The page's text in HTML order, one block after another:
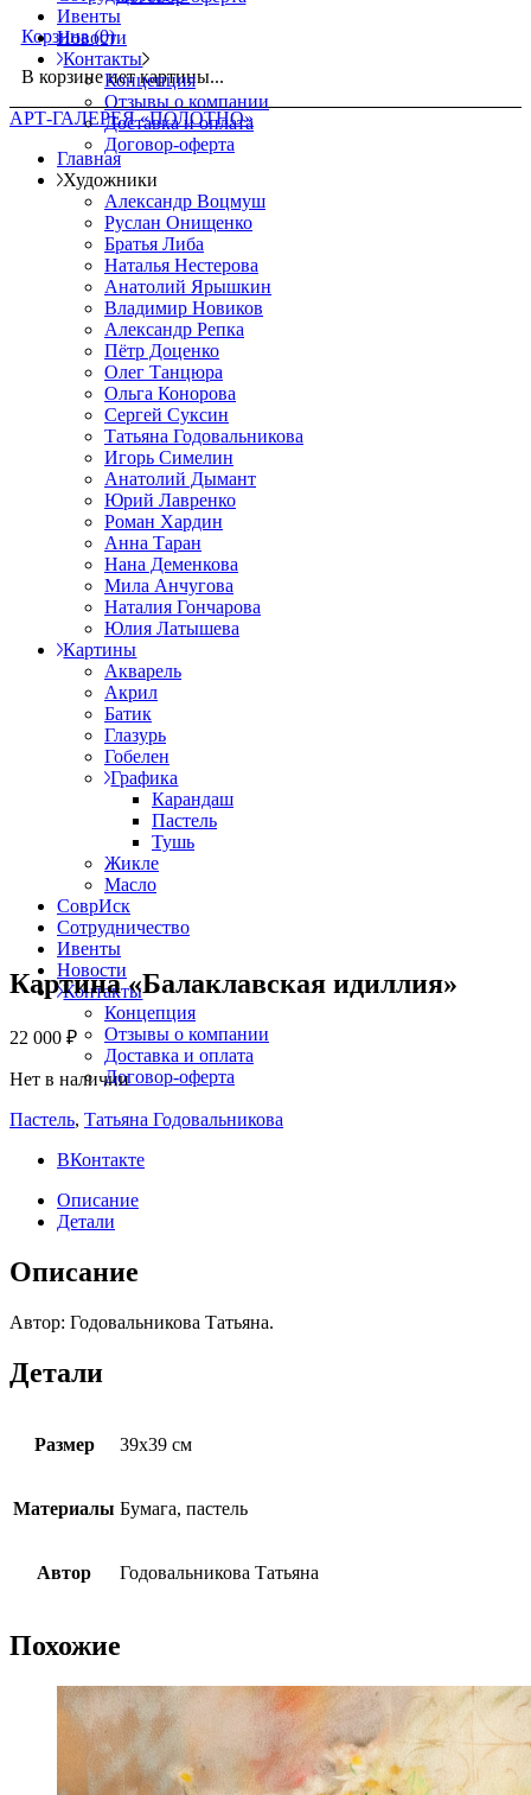
Корзина (0)
В корзине нет картины...
АРТ-ГАЛЕРЕЯ «ПОЛОТНО»
Главная
Художники
Александр Воцмуш
Руслан Онищенко
Братья Либа
Наталья Нестерова
Анатолий Ярышкин
Владимир Новиков
Александр Репка
Пётр Доценко
Олег Танцюра
Ольга Конорова
Сергей Суксин
Татьяна Годовальникова
Игорь Симелин
Анатолий Дымант
Юрий Лавренко
Роман Хардин
Анна Таран
Нана Деменкова
Мила Анчугова
Наталия Гончарова
Юлия Латышева
Картины
Акварель
Акрил
Батик
Глазурь
Гобелен
Графика
Карандаш
Пастель
Тушь
Жикле
Масло
СоврИск
Сотрудничество
Ивенты
Новости
Контакты
Концепция
Отзывы о компании
Доставка и оплата
Договор-оферта
Ивенты
Новости
Контакты
Концепция
Отзывы о компании
Доставка и оплата
Договор-оферта
Картина «Балаклавская идиллия»
22 000 ₽
Нет в наличии
Пастель, Татьяна Годовальникова
ВКонтакте
Описание
Детали
Описание
Автор: Годовальникова Татьяна.
Детали
Размер 39х39 см
Материалы Бумага, пастель
Автор Годовальникова Татьяна
Похожие